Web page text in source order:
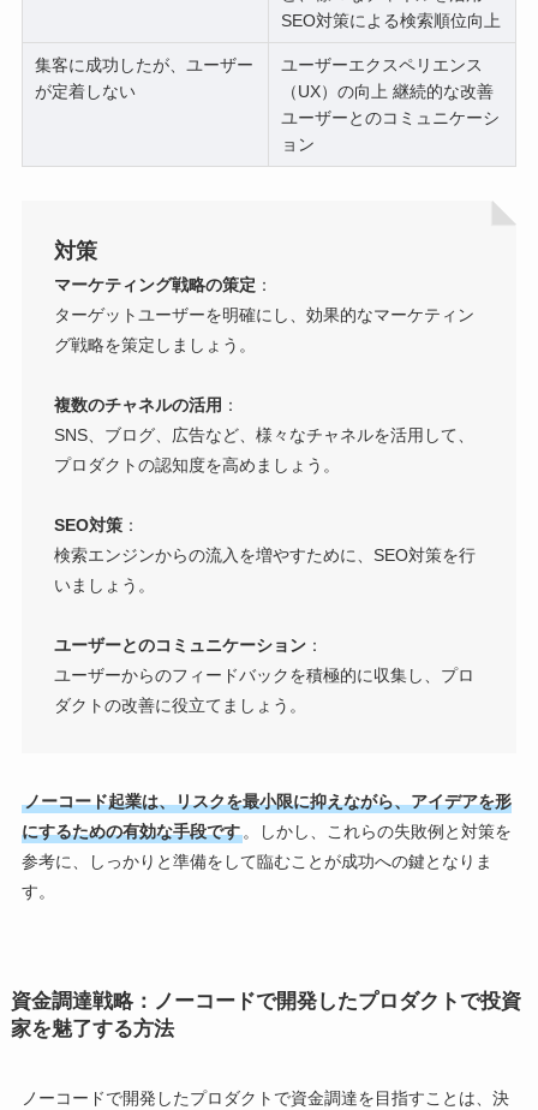
SEO対策による検索順位向上
集客に成功したが、ユーザー
が定着しない
ユーザーエクスペリエンス
（UX）の向上 継続的な改善
ユーザーとのコミュニケーシ
ョン
対策
マーケティング戦略の策定 ：
ターゲットユーザーを明確にし、効果的なマーケティン
グ戦略を策定しましょう。
複数のチャネルの活用 ：
SNS、ブログ、広告など、様々なチャネルを活用して、
プロダクトの認知度を高めましょう。
SEO対策：
検索エンジンからの流入を増やすために、SEO対策を行
いましょう。
ユーザーとのコミュニケーション：
ユーザーからのフィードバックを積極的に収集し、プロ
ダクトの改善に役立てましょう。
ノーコード起業は、リスクを最小限に抑えながら、アイデアを形
にするための有効な手段です。しかし、これらの失敗例と対策を
参考に、しっかりと準備をして臨むことが成功への鍵となりま
す。
資金調達戦略：ノーコードで開発したプロダクトで投資
家を魅了する方法
ノーコードで開発したプロダクトで資金調達を目指すことは、決